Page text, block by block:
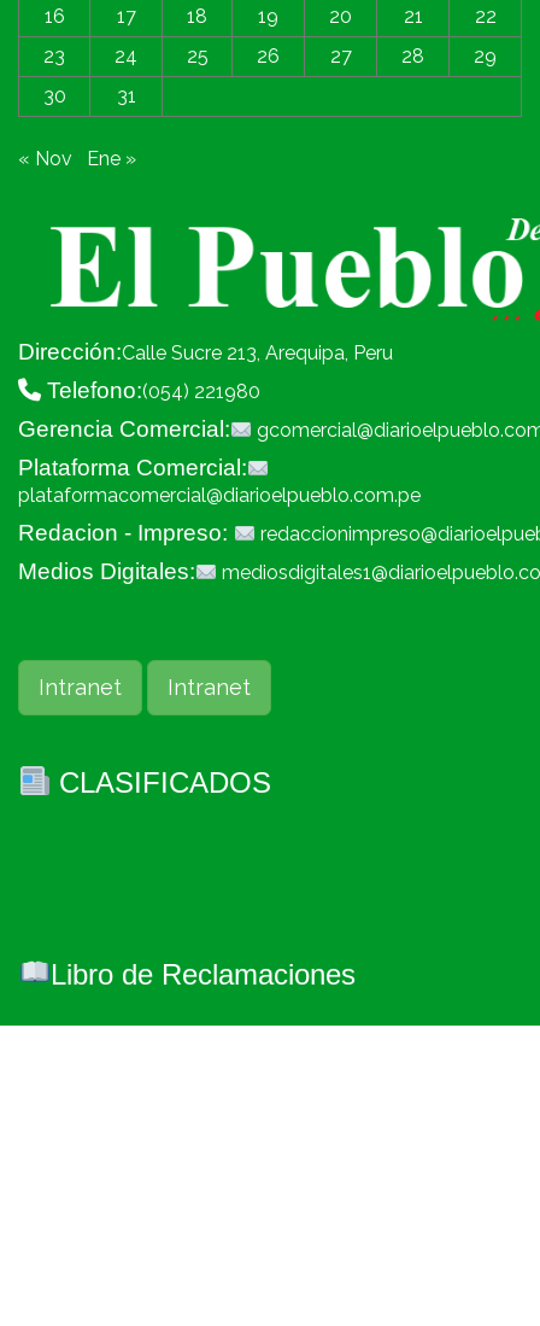
16
17 18 19 20 21
22
23
24 25 26 27 28
29
30
31
« Nov Ene »
Dirección:Calle Sucre 213, Arequipa, Peru
Telefono:(054) 221980
Gerencia Comercial:
Plataforma Comercial:
plataformacomercial@diarioelpueblo.com.pe
Redacion - Impreso:
Medios Digitales:
Intranet Intranet
CLASIFICADOS
Libro de Reclamaciones